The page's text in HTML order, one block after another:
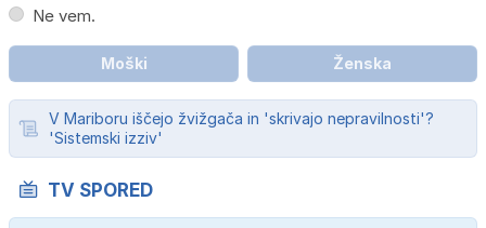
Ne vem.
Moški Ženska
V Mariboru iščejo žvižgača in 'skrivajo nepravilnosti'?
'Sistemski izziv'
TV SPORED